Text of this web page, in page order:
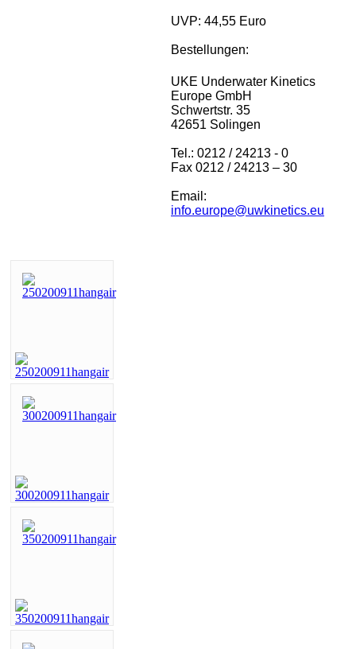
UVP: 44,55 Euro
Bestellungen:
UKE Underwater Kinetics
Europe GmbH
Schwertstr. 35
42651 Solingen
Tel.: 0212 / 24213 - 0
Fax 0212 / 24213 – 30
Email:
info.europe@uwkinetics.eu